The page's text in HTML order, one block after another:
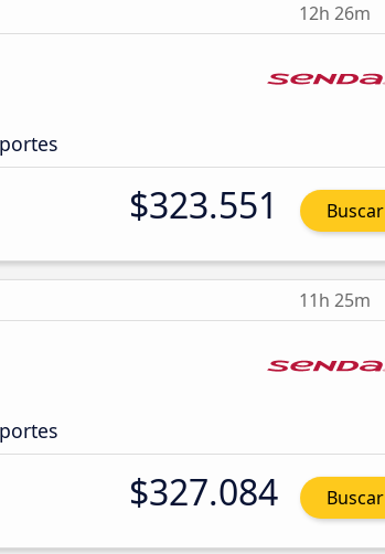
12h 26m
$323.551 Buscar
11h 25m
$327.084 Buscar